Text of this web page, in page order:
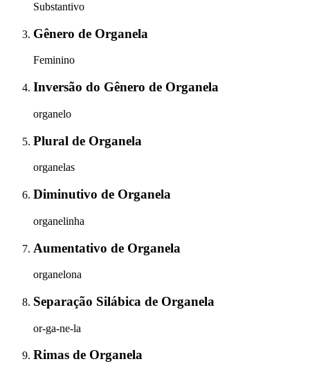
Substantivo
Gênero de Organela
Feminino
Inversão do Gênero de Organela
organelo
Plural de Organela
organelas
Diminutivo de Organela
organelinha
Aumentativo de Organela
organelona
Separação Silábica de Organela
or-ga-ne-la
Rimas de Organela